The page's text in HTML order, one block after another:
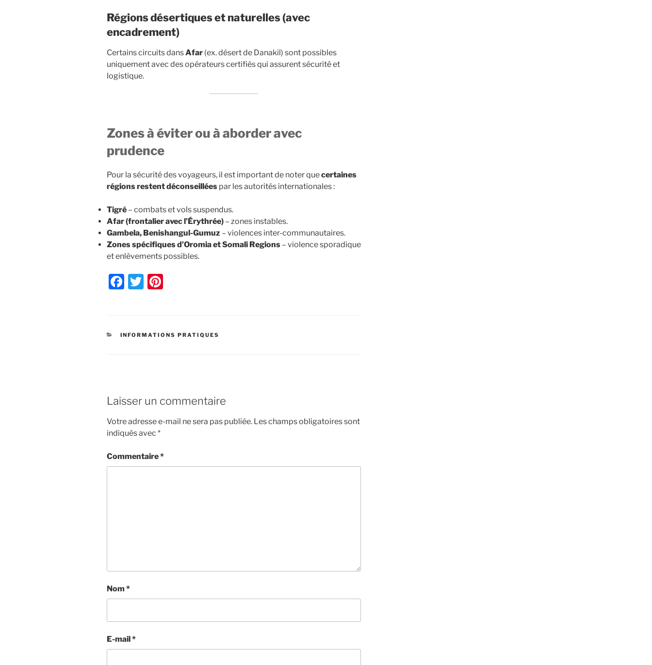
Régions désertiques et naturelles (avec
encadrement)
Certains circuits dansAfar (ex. désert de Danakil) sont possibles
uniquement avec des opérateurs certifiés qui assurent sécurité et
logistique.
Zones à éviter ou à aborder avec
prudence
Pour la sécurité des voyageurs, il est important de noter quecertaines
régions restent déconseillées par les autorités internationales :
Tigré – combats et vols suspendus.
Afar (frontalier avec l’Érythrée) – zones instables.
Gambela, Benishangul-Gumuz – violences inter-communautaires.
Zones spécifiques d’Oromia et Somali Regions – violence sporadique
et enlèvements possibles.
F
e
b
T
er e
st
CATÉGORIES
INFORMATIONS PRATIQUES
Laisser un commentaire
Votre adresse e-mail ne sera pas publiée. Les champs obligatoires sont
indiqués avec *
Commentaire*
Nom *
E-mail*